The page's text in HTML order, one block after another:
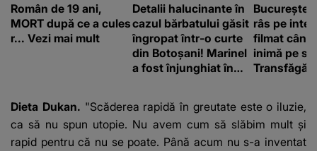
Român de 19 ani,
MORT după ce a cules
r... Vezi mai mult
Detalii halucinante în
cazul bărbatului găsit
îngropat într-o curte
din Botoșani! Marinel
a fost înjunghiat în
suspecți
râs pe
filmat când
inimă pe
Dieta Dukan. "Scăderea rapidă în greutate este o iluzie,
ca să nu spun utopie. Nu avem cum să slăbim mult şi
rapid pentru că nu se poate. Până acum nu s-a inventat